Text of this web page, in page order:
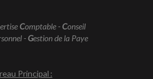
Comptable -Conseil
-Gestion de la Paye
Principal :